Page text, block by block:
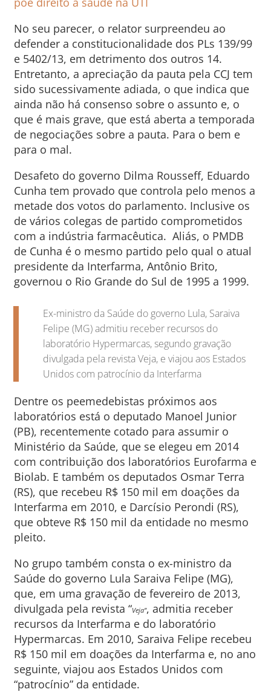
No seu parecer, o relator surpreendeu ao
defender a constitucionalidade dos PLs 139/99
e 5402/13, em detrimento dos outros 14.
Entretanto, a apreciação da pauta pela CCJ tem
sido sucessivamente adiada, o que indica que
ainda não há consenso sobre o assunto e, o
que é mais grave, que está aberta a temporada
de negociações sobre a pauta. Para o bem e
para o mal.
Desafeto do governo Dilma Rousseff, Eduardo
Cunha tem provado que controla pelo menos a
metade dos votos do parlamento. Inclusive os
de vários colegas de partido comprometidos
com a indústria farmacêutica. Aliás, o PMDB
de Cunha é o mesmo partido pelo qual o atual
presidente da Interfarma, Antônio Brito,
governou o Rio Grande do Sul de 1995 a 1999.
Ex-ministro da Saúde do governo Lula, Saraiva
Felipe (MG) admitiu receber recursos do
laboratório Hypermarcas, segundo gravação
divulgada pela revista Veja, e viajou aos Estados
Unidos com patrocínio da Interfarma
Dentre os peemedebistas próximos aos
laboratórios está o deputado Manoel Junior
(PB), recentemente cotado para assumir o
Ministério da Saúde, que se elegeu em 2014
com contribuição dos laboratórios Eurofarma e
Biolab. E também os deputados Osmar Terra
(RS), que recebeu R$ 150 mil em doações da
Interfarma em 2010, e Darcísio Perondi (RS),
que obteve R$ 150 mil da entidade no mesmo
pleito.
No grupo também consta o ex-ministro da
Saúde do governo Lula Saraiva Felipe (MG),
que, em uma gravação de fevereiro de 2013,
divulgada pela revista “Veja”, admitia receber
recursos da Interfarma e do laboratório
Hypermarcas. Em 2010, Saraiva Felipe recebeu
R$ 150 mil em doações da Interfarma e, no ano
seguinte, viajou aos Estados Unidos com
“patrocínio” da entidade.